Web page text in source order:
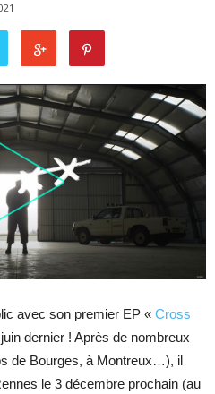
avec son premier EP « Cross
dernier ! Après de nombreux
de Bourges, à Montreux…), il
le 3 décembre prochain (au